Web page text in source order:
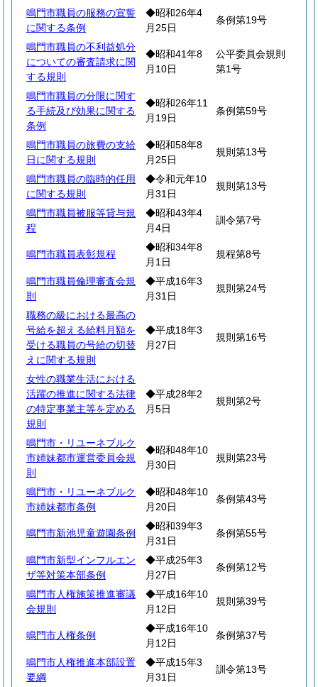
鳴門市職員の服務の宣誓
に関する条例
◆昭和26年4
月25日
条例第19号
鳴門市職員の不利益処分
についての審査請求に関
する規則
◆昭和41年8
月10日
公平委員会規則
第1号
鳴門市職員の分限に関す
る手続及び効果に関する
条例
◆昭和26年11
月19日
条例第59号
鳴門市職員の旅費の支給
日に関する規則
◆昭和58年8
月25日
規則第13号
鳴門市職員の臨時的任用
に関する規則
◆令和元年10
月31日
規則第13号
鳴門市職員被服等貸与規
程
◆昭和43年4
月4日
訓令第7号
鳴門市職員表彰規程
◆昭和34年8
月1日
規程第8号
鳴門市職員倫理審査会規
則
◆平成16年3
月31日
規則第24号
職務の級における最高の
号給を超える給料月額を
受ける職員の号給の切替
えに関する規則
◆平成18年3
月27日
規則第16号
女性の職業生活における
活躍の推進に関する法律
の特定事業主等を定める
規則
◆平成28年2
月5日
規則第2号
鳴門市・リユーネブルク
市姉妹都市運営委員会規
則
◆昭和48年10
月30日
規則第23号
鳴門市・リユーネブルク
市姉妹都市条例
◆昭和48年10
月20日
条例第43号
鳴門市新池児童遊園条例
◆昭和39年3
月31日
条例第55号
鳴門市新型インフルエン
ザ等対策本部条例
◆平成25年3
月27日
条例第12号
鳴門市人権施策推進審議
会規則
◆平成16年10
月12日
規則第39号
鳴門市人権条例
◆平成16年10
月12日
条例第37号
鳴門市人権推進本部設置
要綱
◆平成15年3
月31日
訓令第13号